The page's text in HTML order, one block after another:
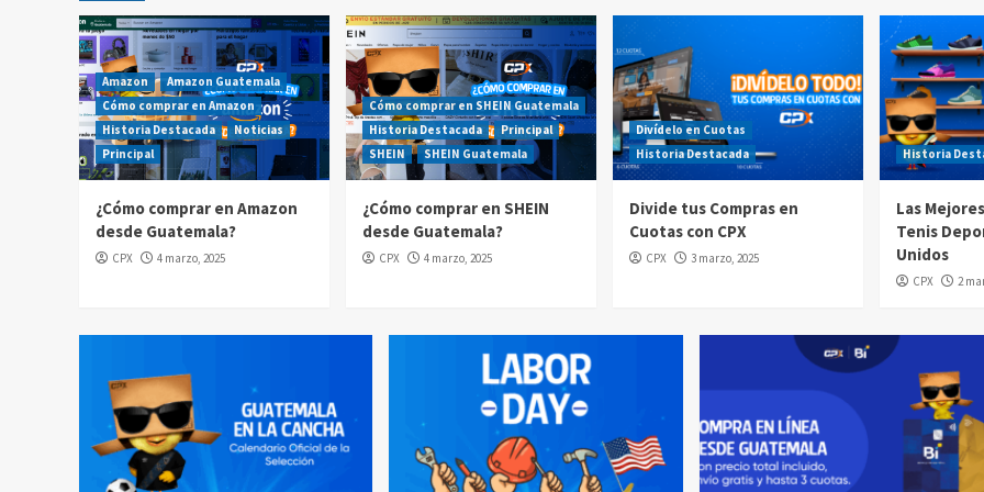
Amazon
Amazon Guatemala
Cómo comprar en Amazon
Historia Destacada
Noticias
Principal
¿Cómo comprar en Amazon
desde Guatemala?
CPX 4 marzo, 2025
Cómo comprar en SHEIN Guatemala
Historia Destacada
Principal
SHEIN
SHEIN Guatemala
¿Cómo comprar en SHEIN
desde Guatemala?
CPX 4 marzo, 2025
Divídelo en Cuotas
Historia Destacada
Divide tus Compras en
Cuotas con CPX
CPX 3 marzo, 2025
Historia
Las
Tenis
Unidos
CPX 2